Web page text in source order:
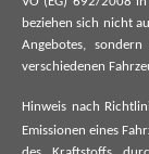
beziehen sich nicht
Angebotes,
verschiedenen
Hinweis nach
Emissionen eines